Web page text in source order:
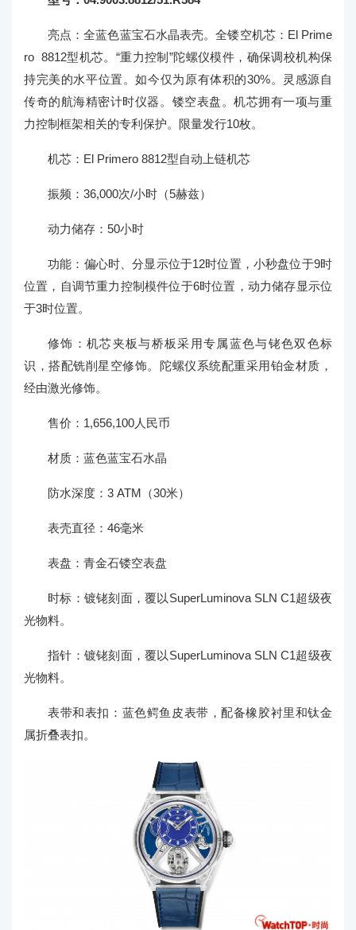
亮点：全蓝色蓝宝石水晶表壳。全镂空机芯：El Prime
ro 8812型机芯。“重力控制”陀螺仪模件，确保调校机构保
持完美的水平位置。如今仅为原有体积的30%。灵感源自
传奇的航海精密计时仪器。镂空表盘。机芯拥有一项与重
力控制框架相关的专利保护。限量发行10枚。
机芯：El Primero 8812型自动上链机芯
振频：36,000次/小时（5赫兹）
动力储存：50小时
功能：偏心时、分显示位于12时位置，小秒盘位于9时
位置，自调节重力控制模件位于6时位置，动力储存显示位
于3时位置。
修饰：机芯夹板与桥板采用专属蓝色与铑色双色标
识，搭配铣削星空修饰。陀螺仪系统配重采用铂金材质，
经由激光修饰。
售价：1,656,100人民币
材质：蓝色蓝宝石水晶
防水深度：3 ATM（30米）
表壳直径：46毫米
表盘：青金石镂空表盘
时标：镀铑刻面，覆以SuperLuminova SLN C1超级夜
光物料。
指针：镀铑刻面，覆以SuperLuminova SLN C1超级夜
光物料。
表带和表扣：蓝色鳄鱼皮表带，配备橡胶衬里和钛金
属折叠表扣。